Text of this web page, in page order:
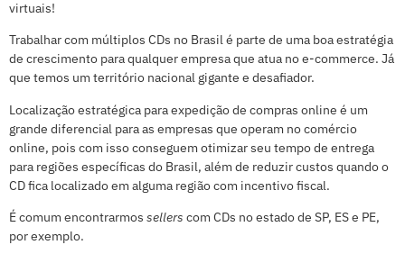
virtuais!
Trabalhar com múltiplos CDs no Brasil é parte de uma boa estratégia
de crescimento para qualquer empresa que atua no e-commerce. Já
que temos um território nacional gigante e desafiador.
Localização estratégica para expedição de compras online é um
grande diferencial para as empresas que operam no comércio
online, pois com isso conseguem otimizar seu tempo de entrega
para regiões específicas do Brasil, além de reduzir custos quando o
CD fica localizado em alguma região com incentivo fiscal.
É comum encontrarmos sellers com CDs no estado de SP, ES e PE,
por exemplo.